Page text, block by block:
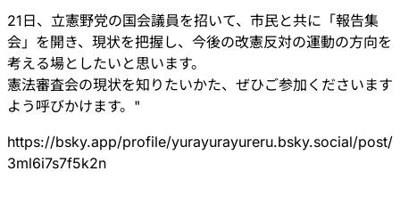
21日、立憲野党の国会議員を招いて、市民と共に「報告集
会」を開き、現状を把握し、今後の改憲反対の運動の方向を
考える場としたいと思います。
憲法審査会の現状を知りたいかた、ぜひご参加くださいます
よう呼びかけます。"
https://bsky.app/profile/yurayurayureru.bsky.social/post/
3ml6i7s7f5k2n